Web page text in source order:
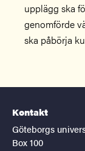
upplägg ska
genomförde
ska påbörja
Kontakt
Göteborgs
Box 100